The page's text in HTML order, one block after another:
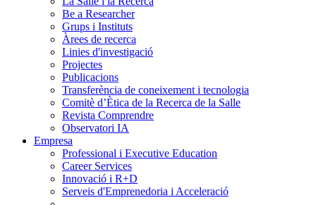
Be a Researcher
Grups i Instituts
Àrees de recerca
Linies d'investigació
Projectes
Publicacions
Transferència de coneixement i tecnologia
Comitè d’Ètica de la Recerca de la Salle
Revista Comprendre
Observatori IA
Empresa
Professional i Executive Education
Career Services
Innovació i R+D
Serveis d'Emprenedoria i Acceleració